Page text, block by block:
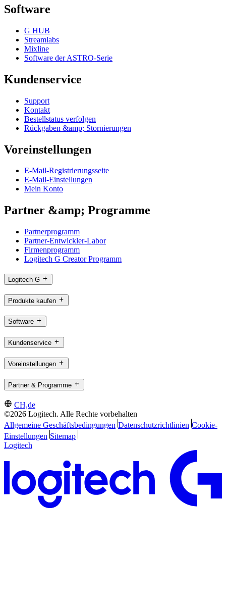
Software
G HUB
Streamlabs
Mixline
Software der ASTRO-Serie
Kundenservice
Support
Kontakt
Bestellstatus verfolgen
Rückgaben &amp; Stornierungen
Voreinstellungen
E-Mail-Registrierungsseite
E-Mail-Einstellungen
Mein Konto
Partner &amp; Programme
Partnerprogramm
Partner-Entwickler-Labor
Firmenprogramm
Logitech G Creator Programm
Logitech G
Produkte kaufen
Software
Kundenservice
Voreinstellungen
Partner & Programme
CH,de
©2026 Logitech. Alle Rechte vorbehalten
Allgemeine Geschäftsbedingungen Datenschutzrichtlinien Cookie-
Einstellungen Sitemap
Logitech